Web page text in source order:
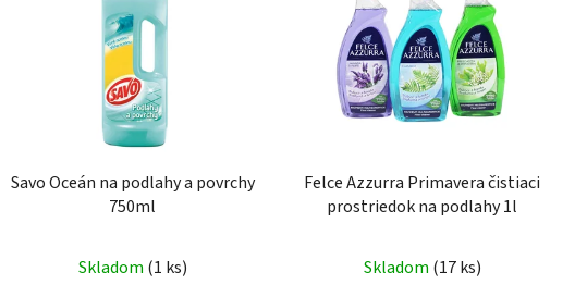
Savo Oceán na podlahy a povrchy
750ml
Skladom (1 ks)
Felce Azzurra Primavera čistiaci
prostriedok na podlahy 1l
Skladom (17 ks)